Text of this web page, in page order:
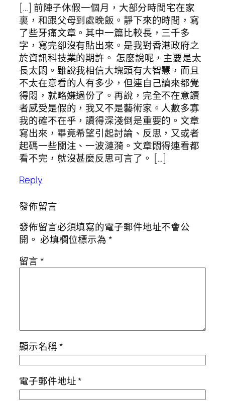
[…] 前陣子休假一個月，大部分時間宅在家
裏，和跟父母到處晚飯。靜下來的時間，寫
了些牙痛文章。其中一篇比較長，三千多
字，寫完卻沒有貼出來。是我對香港政府之
於資訊科技業的期許。 怎麼說呢，主要是太
長太悶。雖說我相信大塊頭有大智慧，而且
不太在意看的人有多少，但連自己讀來都覺
得悶，就略嫌過份了。再說，完全不在意讀
者感受是假的，我又不是藝術家。人數多寡
我的確不在乎，讀得深淺倒是重要的。文章
寫出來，畢竟希望引起討論、反思，又或者
起碼一些關注、一波漣漪。文章悶得連看都
看不完，就沒甚麼反思可言了。 […]
Reply
發佈留言
發佈留言必須填寫的電子郵件地址不會公
開。 必填欄位標示為*
留言*
顯示名稱*
電子郵件地址*